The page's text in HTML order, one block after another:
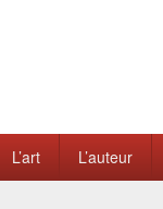
L’art L’auteur